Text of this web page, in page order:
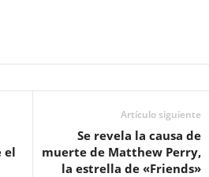
el
Artículo siguiente
Se revela la causa de
muerte de Matthew Perry,
la estrella de «Friends»